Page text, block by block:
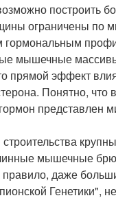
построить
ограничены по
гормональным
мышечные
прямой эффект
Понятно, что
представлен
мышечные
правило, даже
Генетики",